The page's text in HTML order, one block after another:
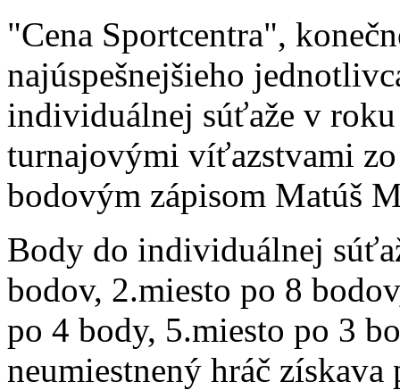
"Cena Sportcentra",
najúspešnejšieho
individuálnej súťaže v
turnajovými víťazstvami
bodovým zápisom Matúš
Body do individuálnej
bodov, 2.miesto po 8
po 4 body, 5.miesto po 3
neumiestnený hráč získava